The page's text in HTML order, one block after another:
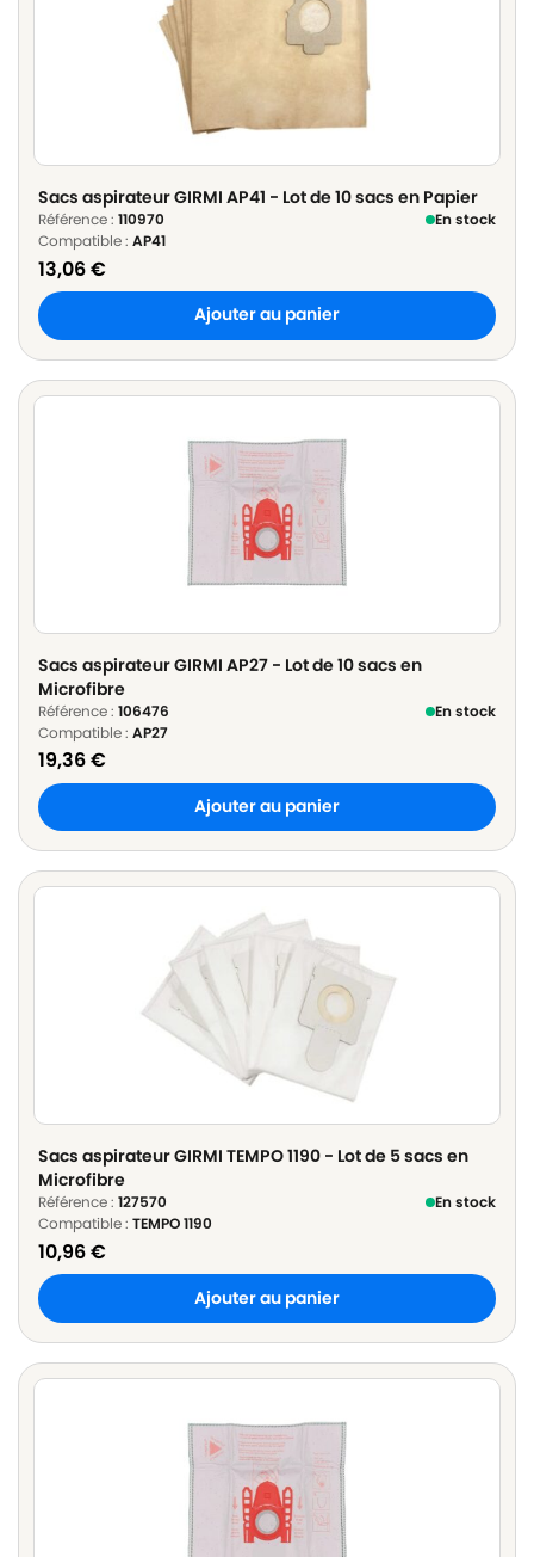
Sacs aspirateur GIRMI AP41 - Lot de 10 sacs en Papier
Référence : 110970
En stock
Compatible : AP41
13,06€
Ajouter au panier
Sacs aspirateur GIRMI AP27 - Lot de 10 sacs en
Microfibre
Référence : 106476
En stock
Compatible : AP27
19,36€
Ajouter au panier
Sacs aspirateur GIRMI TEMPO 1190 - Lot de 5 sacs en
Microfibre
Référence : 127570
En stock
Compatible : TEMPO 1190
10,96€
Ajouter au panier